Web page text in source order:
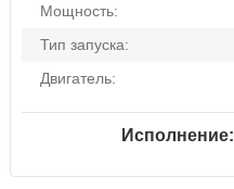
Мощность:
Тип запуска:
Двигатель:
Исполнение: